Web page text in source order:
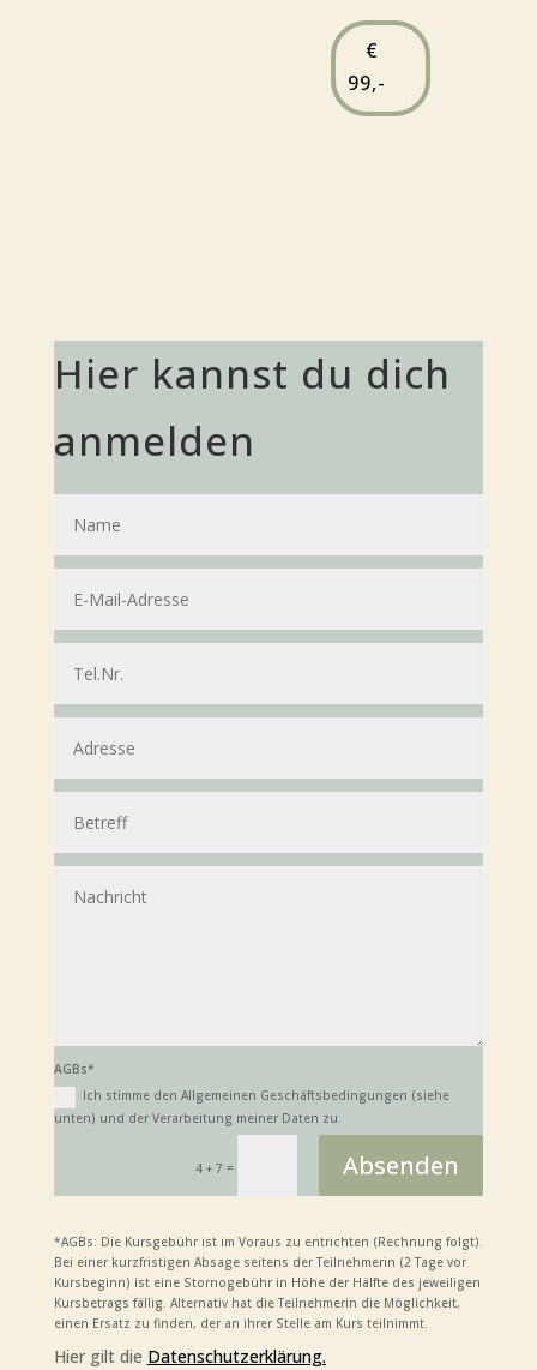
€
99,-
Hier kannst du dich
anmelden
AGBs*
Ich stim­me den All­ge­mei­nen Geschäfts­be­din­gun­gen (sie­he
unten) und der Ver­ar­bei­tung mei­ner Daten zu.
4 + 7 = Absenden
*AGBs: Die Kurs­ge­bühr ist im Vor­aus zu ent­rich­ten (Rech­nung folgt).
Bei einer kurz­fris­ti­gen Absa­ge sei­tens der Teil­neh­me­rin (2 Tage vor
Kurs­be­ginn) ist eine Stor­no­ge­bühr in Höhe der Hälf­te des jewei­li­gen
Kurs­be­trags fäl­lig. Alter­na­tiv hat die Teil­neh­me­rin die Mög­lich­keit,
einen Ersatz zu fin­den, der an ihrer Stel­le am Kurs teilnimmt.
Hier gilt die Daten­schutz­er­klä­rung.